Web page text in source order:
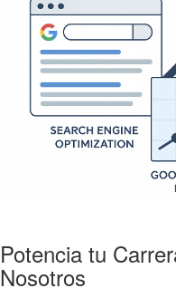
Potencia tu
Nosotros